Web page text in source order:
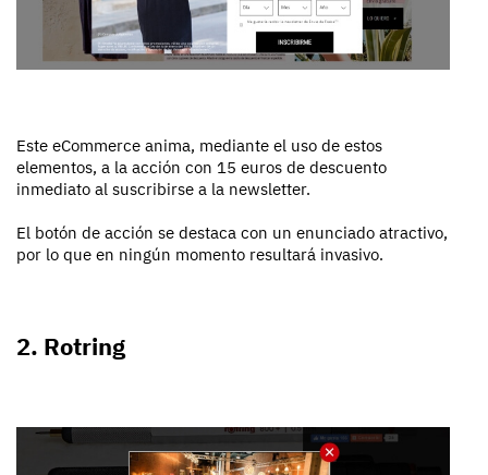
Este eCommerce anima, mediante el uso de estos
elementos, a la acción con 15 euros de descuento
inmediato al suscribirse a la newsletter.
El botón de acción se destaca con un enunciado atractivo,
por lo que en ningún momento resultará invasivo.
2. Rotring